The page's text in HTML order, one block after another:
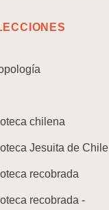
chilena
Jesuita de Chile
recobrada
recobrada -